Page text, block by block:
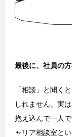
最後に、社員の
「相談」と聞く
しれません。実
抱え込んで一人
ャリア相談室と